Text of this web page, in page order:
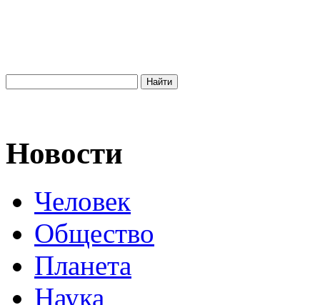
Новости
Человек
Общество
Планета
Наука